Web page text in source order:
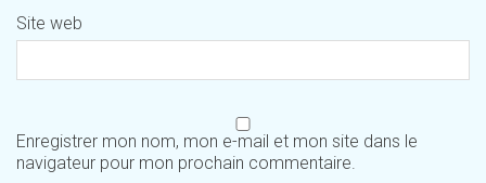
Site web
Enregistrer mon nom, mon e-mail et mon site dans le
navigateur pour mon prochain commentaire.